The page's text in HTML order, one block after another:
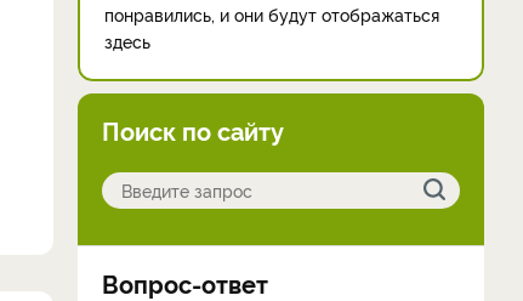
понравились, и они будут отображаться
здесь
Поиск по сайту
Вопрос-ответ